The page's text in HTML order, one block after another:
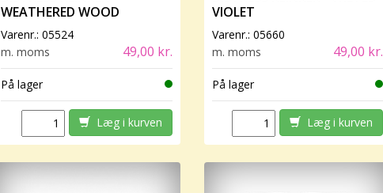
WEATHERED WOOD
Varenr.: 05524
m. moms
49,00 kr.
På lager
Læg i kurven
VIOLET
Varenr.: 05660
m. moms
49,00 kr.
På lager
Læg i kurven